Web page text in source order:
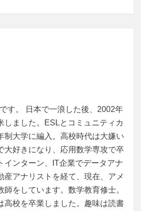
す。 日本で一浪した後、2002年
しました。ESLとコミュニティカ
制大学に編入。高校時代は大嫌い
大好きになり、応用数学専攻で卒
インターン、IT企業でデータアナ
産アナリストを経て、現在、アメ
師をしています。数学教育修士。
高校を卒業しました。趣味は読書